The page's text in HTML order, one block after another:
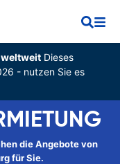
weltweitDieses
- nutzen Sie es
die Angebote von
für Sie.